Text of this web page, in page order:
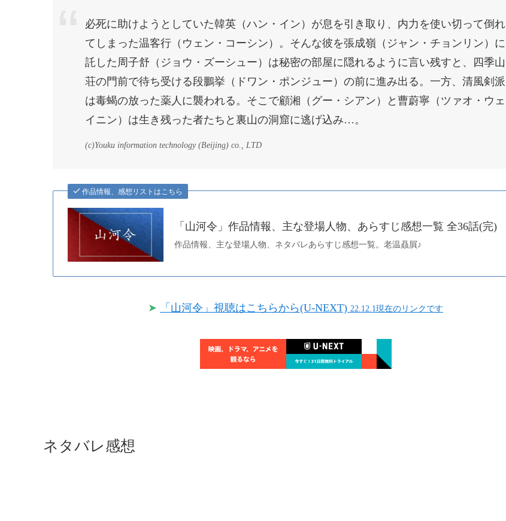
必死に助けようとしていた韓英（ハン・イン）が息を引き取り、内力を使い切って倒れ
てしまった温客行（ウェン・コーシン）。そんな彼を張成嶺（ジャン・チョンリン）に
託した周子舒（ジョウ・ズーシュー）は秘密の部屋に隠れるように言い残すと、四季山
荘の門前で待ち受ける段鵬挙（ドワン・ポンジュー）の前に進み出る。一方、清風剣派
は毒蝎の放った薬人に襲われる。そこで顧湘（グー・シアン）と曹蔚寧（ツァオ・ウェ
イニン）は生き残った者たちと裏山の洞窟に逃げ込み…。
(c)Youku information technology (Beijing) co., LTD
作品情報、感想リストはこちら
「山河令」作品情報、主な登場人物、あらすじ感想一覧 全36話(完)
作品情報、主な登場人物、ネタバレあらすじ感想一覧。老温贔屓♪
➤ 「山河令」視聴はこちらから(U-NEXT) 22.12.1現在のリンクです
ネタバレ感想